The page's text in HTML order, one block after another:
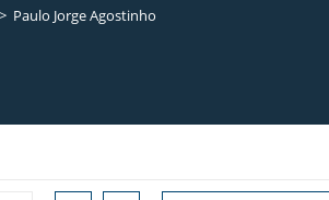
> Paulo Jorge Agostinho